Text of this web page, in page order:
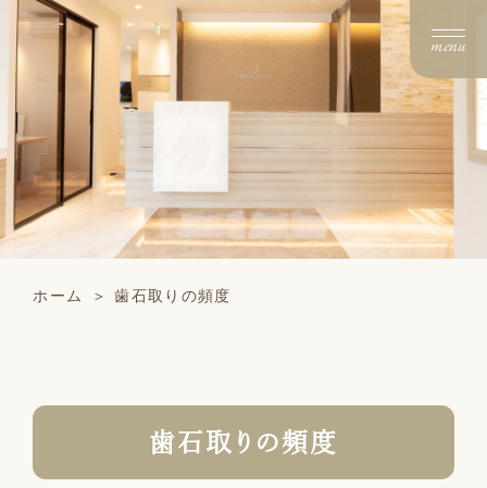
ホーム 歯石取りの頻度
歯石取りの頻度
menu